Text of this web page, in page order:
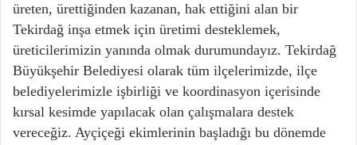
üreten, ürettiğinden kazanan, hak ettiğini alan bir
Tekirdağ inşa etmek için üretimi desteklemek,
üreticilerimizin yanında olmak durumundayız. Tekirdağ
Büyükşehir Belediyesi olarak tüm ilçelerimizde, ilçe
belediyelerimizle işbirliği ve koordinasyon içerisinde
kırsal kesimde yapılacak olan çalışmalara destek
vereceğiz. Ayçiçeği ekimlerinin başladığı bu dönemde